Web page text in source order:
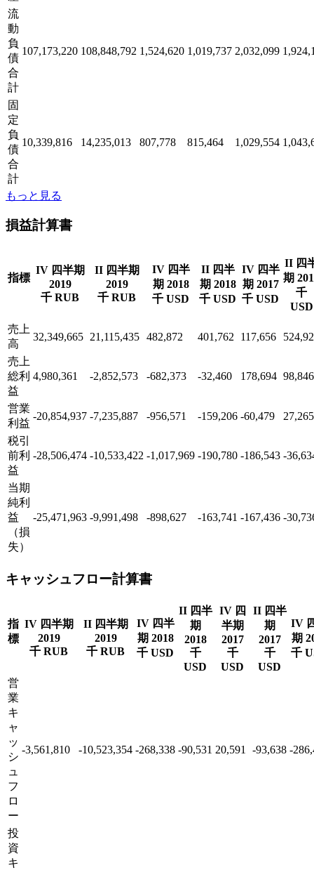
流
動
負
債
合
計
107,173,220 108,848,792 1,524,620 1,019,737 2,032,099
固
定
負
債
合
計
10,339,816 14,235,013 807,778 815,464 1,029,554
もっと見る
損益計算書
指標
IV 四半期
2019
千 RUB
II 四半期
2019
千 RUB
IV 四半
期 2018
千 USD
II 四半
期 2018
千 USD
IV 四半
期 2017
千 USD
II 四
期
千
USD
売上
高
32,349,665 21,115,435 482,872 401,762 117,656
売上
総利
益
4,980,361 -2,852,573 -682,373 -32,460 178,694 98,846
営業
利益
-20,854,937 -7,235,887 -956,571 -159,206 -60,479 27,265
税引
前利
益
-28,506,474 -10,533,422 -1,017,969 -190,780 -186,543 -
当期
純利
益
（損
失）
-25,471,963 -9,991,498 -898,627 -163,741 -167,436 -
キャッシュフロー計算書
指
標
IV 四半期
2019
千 RUB
II 四半期
2019
千 RUB
IV 四半
期 2018
千 USD
II 四半
期
2018
千
USD
IV 四
半期
2017
千
USD
II 四半
期
2017
千
USD
IV
期
千
営
業
キ
ャ
ッ
シ
ュ
フ
ロ
ー
-3,561,810 -10,523,354 -268,338 -90,531 20,591 -93,638 -
投
資
キ